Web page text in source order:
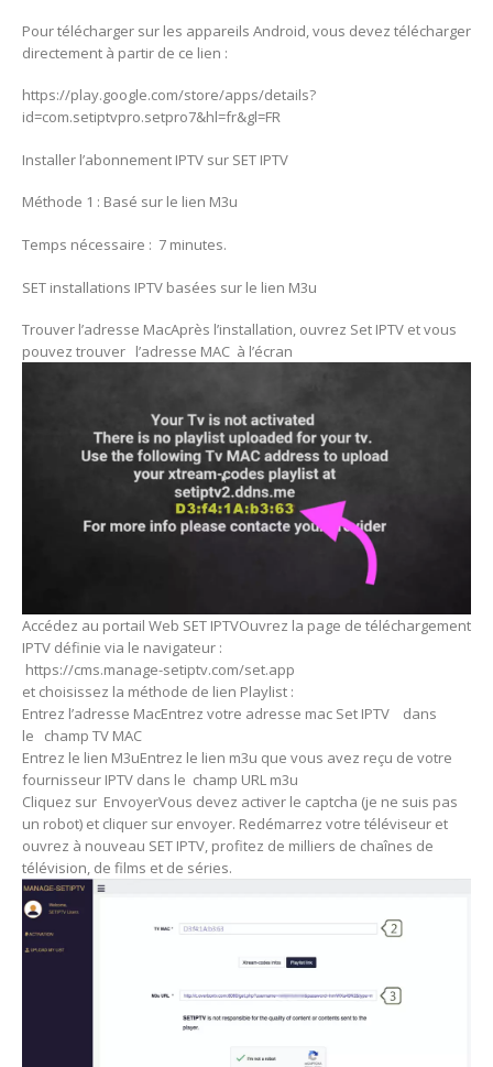
Pour télécharger sur les appareils Android, vous devez télécharger
directement à partir de ce lien :
https://play.google.com/store/apps/details?
id=com.setiptvpro.setpro7&hl=fr&gl=FR
Installer l’abonnement IPTV sur SET IPTV
Méthode 1 : Basé sur le lien M3u
Temps nécessaire : 7 minutes.
SET installations IPTV basées sur le lien M3u
Trouver l’adresse MacAprès l’installation, ouvrez Set IPTV et vous
pouvez trouver l’adresse MAC à l’écran
Accédez au portail Web SET IPTVOuvrez la page de téléchargement
IPTV définie via le navigateur :
https://cms.manage-setiptv.com/set.app
et choisissez la méthode de lien Playlist :
Entrez l’adresse MacEntrez votre adresse mac Set IPTV dans
le champ TV MAC
Entrez le lien M3uEntrez le lien m3u que vous avez reçu de votre
fournisseur IPTV dans le champ URL m3u
Cliquez sur EnvoyerVous devez activer le captcha (je ne suis pas
un robot) et cliquer sur envoyer. Redémarrez votre téléviseur et
ouvrez à nouveau SET IPTV, profitez de milliers de chaînes de
télévision, de films et de séries.